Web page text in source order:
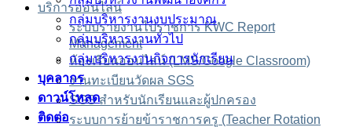
บริการออนไลน์
ระบบรายงานไปราชการ KWC Report
Management
ห้องเรียนออนไลน์ (LMS/Google Classroom)
งานทะเบียนวัดผล SGS
SGS สำหรับนักเรียนและผู้ปกครอง
ระบบการย้ายข้าราชการครู (Teacher Rotation
กลุ่มบริหารงานงบประมาณ
กลุ่มบริหารงานทั่วไป
กลุ่มบริหารงานกิจการนักเรียน
บุคลากร
ดาวน์โหลด
ติดต่อ